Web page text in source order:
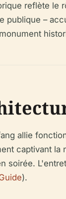
reflète le
publique –
allie
captivant
soirée.
).